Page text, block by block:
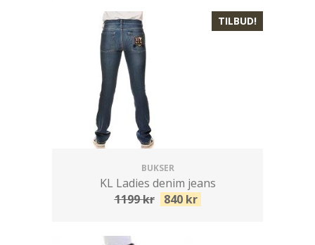
TILBUD!
BUKSER
KL Ladies denim jeans
1199kr 840 kr